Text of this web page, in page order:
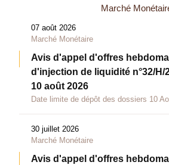
Marché
07 août 2026
Marché Monétaire
Avis d'appel d'offres
d'injection de liquidité n°32/H/
10 août 2026
Date limite de dépôt des dossiers 10
30 juillet 2026
Marché Monétaire
Avis d'appel d'offres